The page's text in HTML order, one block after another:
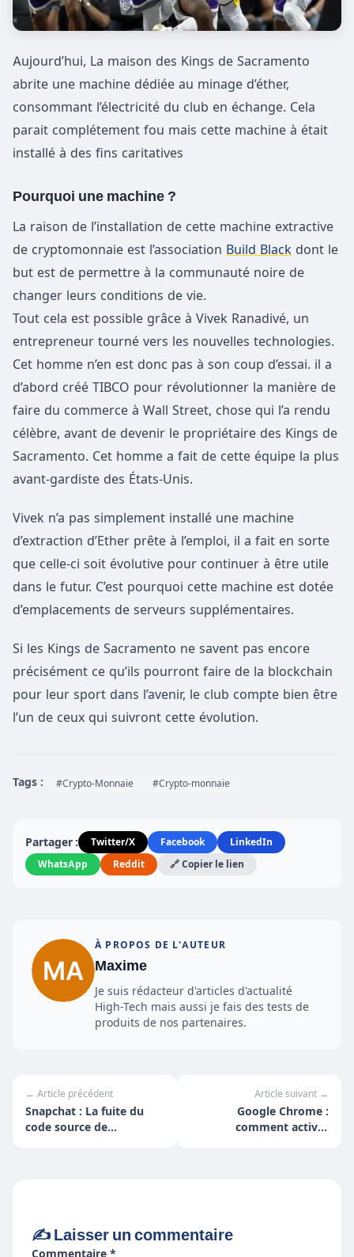
Aujourd’hui, La maison des Kings de Sacramento
abrite une machine dédiée au minage d’éther,
consommant l’électricité du club en échange. Cela
parait complétement fou mais cette machine à était
installé à des fins caritatives
Pourquoi une machine ?
La raison de l’installation de cette machine extractive
de cryptomonnaie est l’association Build Black dont le
but est de permettre à la communauté noire de
changer leurs conditions de vie.
Tout cela est possible grâce à Vivek Ranadivé, un
entrepreneur tourné vers les nouvelles technologies.
Cet homme n’en est donc pas à son coup d’essai. il a
d’abord créé TIBCO pour révolutionner la manière de
faire du commerce à Wall Street, chose qui l’a rendu
célèbre, avant de devenir le propriétaire des Kings de
Sacramento. Cet homme a fait de cette équipe la plus
avant-gardiste des États-Unis.
Vivek n’a pas simplement installé une machine
d’extraction d’Ether prête à l’emploi, il a fait en sorte
que celle-ci soit évolutive pour continuer à être utile
dans le futur. C’est pourquoi cette machine est dotée
d’emplacements de serveurs supplémentaires.
Si les Kings de Sacramento ne savent pas encore
précisément ce qu’ils pourront faire de la blockchain
pour leur sport dans l’avenir, le club compte bien être
l’un de ceux qui suivront cette évolution.
Tags : #Crypto-Monnaie #Crypto-monnaie
Partager : Twitter/X Facebook
LinkedIn
WhatsApp
Reddit 🔗 Copier le lien
À PROPOS DE L'AUTEUR
Maxime
Je suis rédacteur d'articles d'actualité
High-Tech mais aussi je fais des tests de
produits de nos partenaires.
← Article précédent
Snapchat : La fuite du
code source de
Article suivant →
Google Chrome :
comment activer
✍️ Laisser un commentaire
Commentaire *